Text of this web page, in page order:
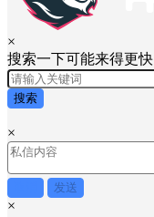
×
搜索一下可能来得更快
搜索
×
发送
×